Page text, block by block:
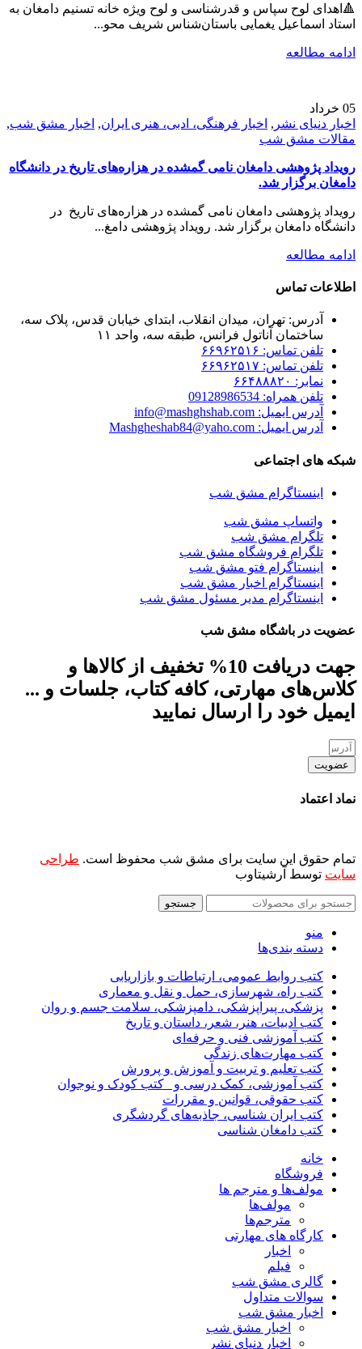
🔺اهدای لوح سپاس و قدرشناسی و لوح ویژه خانه تسنیم دامغان به
استاد اسماعیل یغمایی باستان‌شناس شریف محو...
ادامه مطالعه
05 خرداد
اخبار دنیای نشر , اخبار فرهنگی، ادبی، هنری ایران, اخبار مشق شب,
مقالات مشق شب
رویداد پژوهشی دامغان نامی گمشده در هزاره‌های تاریخ در دانشگاه
دامغان برگزار شد.
رویداد پژوهشی دامغان نامی گمشده در هزاره‌های تاریخ در
دانشگاه دامغان برگزار شد. رویداد پژوهشی دامغ...
ادامه مطالعه
اطلاعات تماس
آدرس: تهران، میدان انقلاب، ابتدای خیابان قدس، پلاک سه،
ساختمان آناتول فرانس، طبقه سه، واحد ۱۱
تلفن تماس: ۶۶۹۶۲۵۱۶
تلفن تماس: ۶۶۹۶۲۵۱۷
نمابر: ۶۶۴۸۸۸۲۰
تلفن همراه: 09128986534
آدرس ایمیل: info@mashghshab.com
آدرس ایمیل: Mashgheshab84@yaho.com
شبکه های اجتماعی
اینستاگرام مشق شب
واتساپ مشق شب
تلگرام مشق شب
تلگرام فروشگاه مشق شب
اینستاگرام فتو مشق شب
اینستاگرام اخبار مشق شب
اینستاگرام مدیر مسئول مشق شب
عضویت در باشگاه مشق شب
جهت دریافت 10% تخفیف از کالاها و
کلاس‌های مهارتی، کافه کتاب، جلسات و ...
ایمیل خود را ارسال نمایید
عضویت
نماد اعتماد
تمام حقوق این سایت برای مشق شب محفوظ است. طراحی
سایت توسط آرشیتاوب
جستجو
منو
دسته بندی‌ها
کتب روابط عمومی، ارتباطات و بازاریابی
کتب راه، شهرسازی، حمل و نقل و معماری
پزشکی، پیراپزشکی، دامپزشکی، سلامت جسم و روان
کتب ادبیات، هنر، شعر، داستان و تاریخ
کتب آموزشی فنی و حرفه‌ای
کتب مهارت‌های زندگی
کتب تعلیم و تربیت و آموزش و پرورش
کتب آموزشی، کمک درسی و _کتب کودک و نوجوان
کتب حقوقی، قوانین و مقررات
کتب ایران شناسی، جاذبه‌های گردشگری
کتب دامغان شناسی
خانه
فروشگاه
مولف‌ها و مترجم ها
مولف‌ها
مترجم‌ها
کارگاه های مهارتی
اخبار
فیلم
گالری مشق شب
سوالات متداول
اخبار مشق شب
اخبار مشق شب
اخبار دنیای نشر